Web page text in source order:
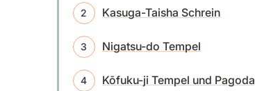
Kasuga-Taisha Schrein
Nigatsu-do Tempel
Kōfuku-ji Tempel und Pagoda